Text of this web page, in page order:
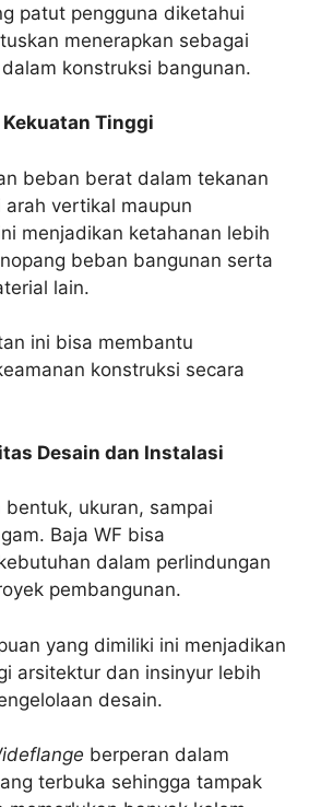
patut pengguna diketahui
menerapkan sebagai
konstruksi bangunan.
Tinggi
beban berat dalam tekanan
vertikal maupun
menjadikan ketahanan lebih
beban bangunan serta
lain.
ini bisa membantu
konstruksi secara
Desain dan Instalasi
ukuran, sampai
Baja WF bisa
dalam perlindungan
pembangunan.
yang dimiliki ini menjadikan
arsitektur dan insinyur lebih
desain.
berperan dalam
terbuka sehingga tampak